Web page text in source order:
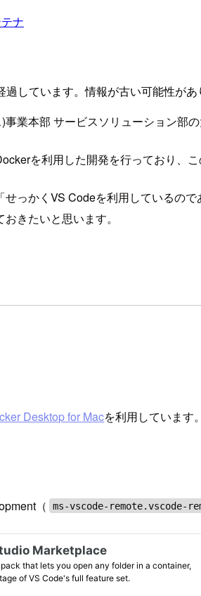
ナ
しています。情報が古い可能性があ
業本部 サービスソリューション部の
を利用した開発を行っており、
っかくVS Codeを利用しているの
きたいと思います。
Desktop for Macを利用しています。
（ ms-vscode-remote.vscode-